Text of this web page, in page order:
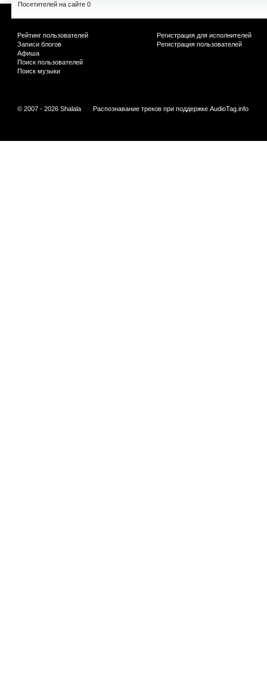
Посетителей на сайте 0
Рейтинг пользователей
Записи блогов
Афиша
Поиск пользователей
Поиск музыки
Регистрация для исполнителей
Регистрация пользователей
© 2007 - 2026 Shalala Распознавание треков при поддержке AudioTag.info